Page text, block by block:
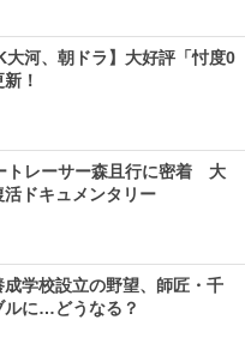
大河、朝ドラ】大好評「忖度0
！
トレーサー森且行に密着 大
ドキュメンタリー
学校設立の野望、師匠・千
ルに…どうなる？